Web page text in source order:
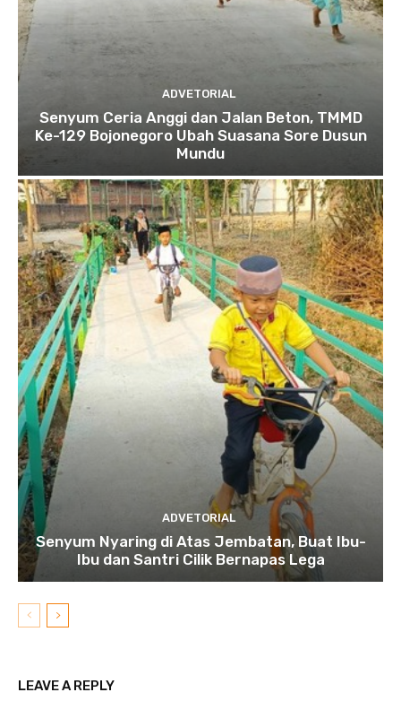
ADVETORIAL
Senyum Ceria Anggi dan Jalan Beton, TMMD
Ke-129 Bojonegoro Ubah Suasana Sore Dusun
Mundu
ADVETORIAL
Senyum Nyaring di Atas Jembatan, Buat Ibu-
Ibu dan Santri Cilik Bernapas Lega
LEAVE A REPLY